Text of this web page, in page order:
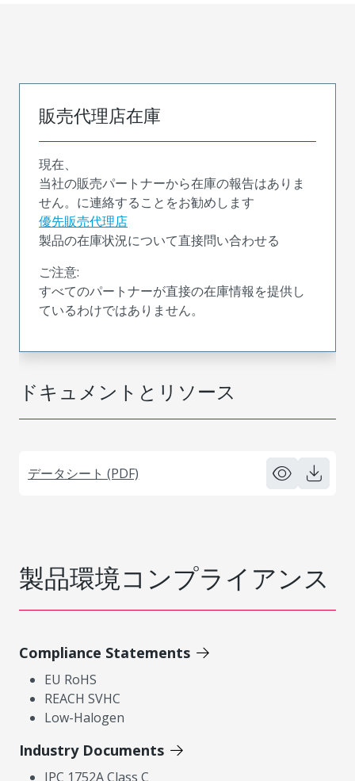
ドキュメントとリソース
データシート (PDF)
販売代理店在庫
現在、
当社の販売パートナーから在庫の報告はありま
せん。に連絡することをお勧めします
優先販売代理店
製品の在庫状況について直接問い合わせる
ご注意:
すべてのパートナーが直接の在庫情報を提供し
ているわけではありません。
製品環境コンプライアンス
Compliance Statements
EU RoHS
REACH SVHC
Low-Halogen
Industry Documents
IPC 1752A Class C